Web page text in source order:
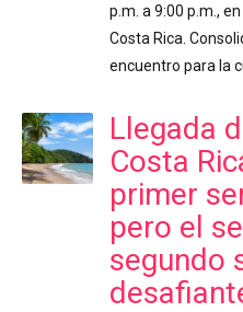
p.m. a 9:00 p.m.,
Costa Rica.
encuentro para la
Llegada
Costa
primer
pero el
segundo